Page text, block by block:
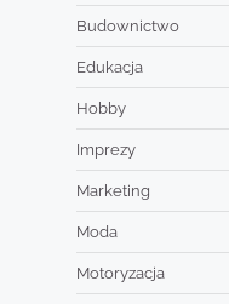
Budownictwo
Edukacja
Hobby
Imprezy
Marketing
Moda
Motoryzacja